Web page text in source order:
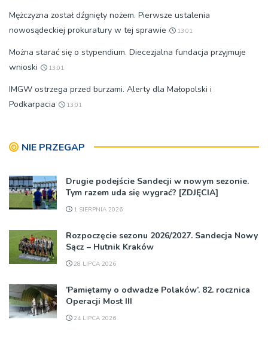
Mężczyzna został dźgnięty nożem. Pierwsze ustalenia
nowosądeckiej prokuratury w tej sprawie
13:01
Można starać się o stypendium. Diecezjalna fundacja przyjmuje
wnioski
13:01
IMGW ostrzega przed burzami. Alerty dla Małopolski i
Podkarpacia
13:01
NIE PRZEGAP
Drugie podejście Sandecji w nowym sezonie.
Tym razem uda się wygrać? [ZDJĘCIA]
1 SIERPNIA 2026
Rozpoczęcie sezonu 2026/2027. Sandecja Nowy
Sącz – Hutnik Kraków
28 LIPCA 2026
’Pamiętamy o odwadze Polaków’. 82. rocznica
Operacji Most III
24 LIPCA 2026